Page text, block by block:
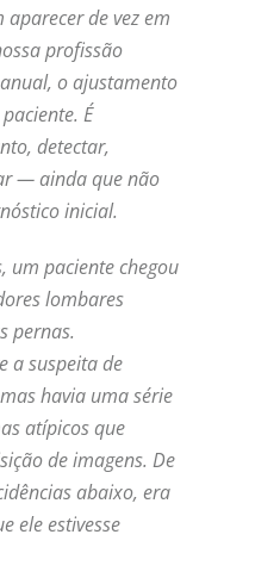
de vez em
profissão
o ajustamento
É
detectar,
— ainda que não
inicial.
um paciente chegou
lombares
pernas.
a suspeita de
havia uma série
atípicos que
de imagens. De
abaixo, era
ele estivesse